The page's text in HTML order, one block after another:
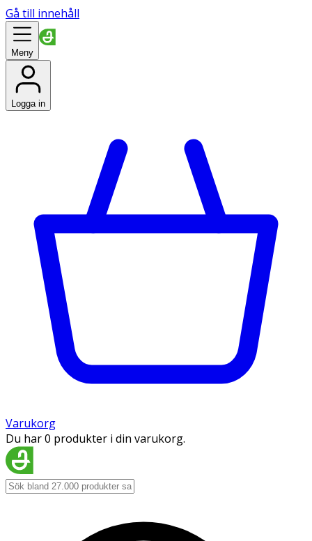
Gå till innehåll
Meny
Logga in
Varukorg
Du har 0 produkter i din varukorg.